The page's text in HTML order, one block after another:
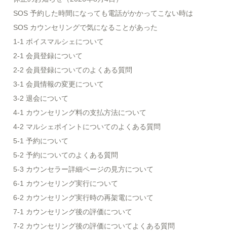
SOS 予約した時間になっても電話がかかってこない時は
SOS カウンセリングで気になることがあった
1-1 ボイスマルシェについて
2-1 会員登録について
2-2 会員登録についてのよくある質問
3-1 会員情報の変更について
3-2 退会について
4-1 カウンセリング料の支払方法について
4-2 マルシェポイントについてのよくある質問
5-1 予約について
5-2 予約についてのよくある質問
5-3 カウンセラー詳細ページの見方について
6-1 カウンセリング実行について
6-2 カウンセリング実行時の再架電について
7-1 カウンセリング後の評価について
7-2 カウンセリング後の評価についてよくある質問